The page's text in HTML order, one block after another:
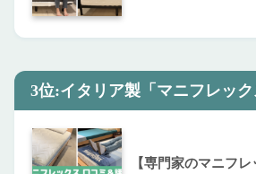
3位:イタリア製「マニフレック
【専門家のマニフ